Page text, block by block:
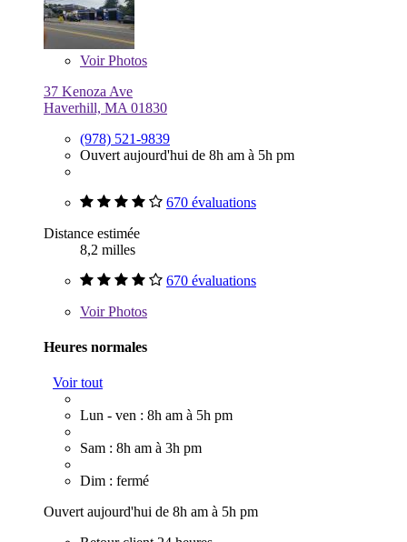
VoirPhotos
37 Kenoza Ave
Haverhill, MA 01830
(978) 521-9839
Ouvert aujourd'hui de 8h am à 5h pm
670 évaluations
Distance estimée
8,2 milles
670 évaluations
VoirPhotos
Heures normales
Voir tout
Lun - ven : 8h am à 5h pm
Sam : 8h am à 3h pm
Dim : fermé
Ouvert aujourd'hui de 8h am à 5h pm